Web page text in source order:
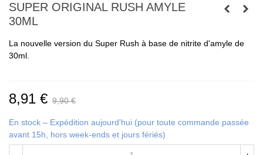
SUPER ORIGINAL RUSH AMYLE
30ML
La nouvelle version du Super Rush à base de nitrite d'amyle de
30ml.
8,91 € 9,90 €
En stock – Expédition aujourd'hui (pour toute commande passée
avant 15h, hors week-ends et jours fériés)